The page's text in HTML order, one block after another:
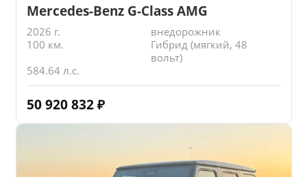
Mercedes-Benz G-Class AMG
2026 г.
внедорожник
100 км.
Гибрид (мягкий, 48
вольт)
584.64 л.с.
50 920 832 ₽